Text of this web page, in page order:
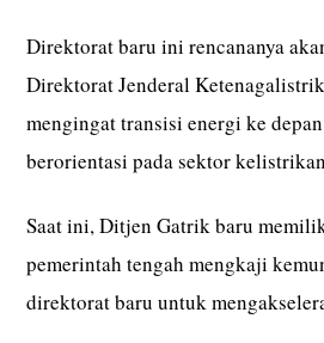
Direktorat baru ini rencananya
Direktorat Jenderal
mengingat transisi energi ke
berorientasi pada sektor
Saat ini, Ditjen Gatrik baru
pemerintah tengah mengkaji
direktorat baru untuk